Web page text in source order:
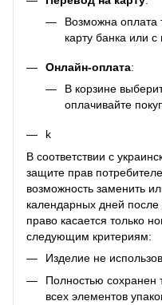
Возможна оплата
карту банка или
Онлайн-оплата:
В корзине
оплачивайте
k
В соответствии с
защите прав
возможность заменить
календарных дней
право касается только
следующим критериям:
Изделие не
Полностью сохранен
всех элементов